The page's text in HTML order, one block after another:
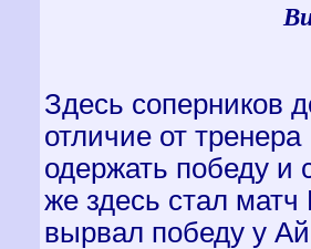
Здесь соперников
отличие от
одержать победу и
же здесь стал
вырвал победу у